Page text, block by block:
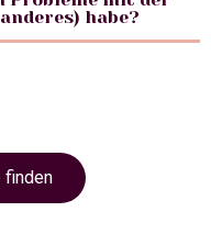
habe?
finden